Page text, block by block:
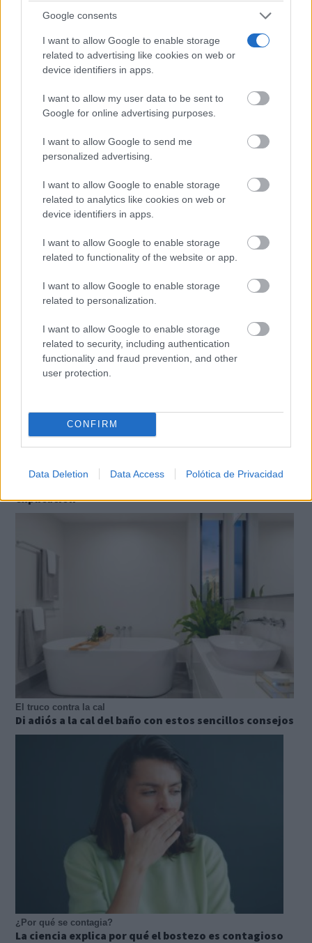
Google consents
I want to allow Google to enable storage
related to advertising like cookies on web or
device identifiers in apps.
I want to allow my user data to be sent to
Google for online advertising purposes.
I want to allow Google to send me
personalized advertising.
I want to allow Google to enable storage
related to analytics like cookies on web or
device identifiers in apps.
I want to allow Google to enable storage
related to functionality of the website or app.
I want to allow Google to enable storage
related to personalization.
I want to allow Google to enable storage
related to security, including authentication
functionality and fraud prevention, and other
user protection.
CONFIRM
Data Deletion Data Access Polótica de Privacidad
Costumbres que rompen todos los esquemas
Estas criaturas existen y parecen sacadas de otro
planeta
No es tu imaginación
¿Ves caras en enchufes, coches o nubes? Tiene
explicación
El truco contra la cal
Di adiós a la cal del baño con estos sencillos consejos
¿Por qué se contagia?
La ciencia explica por qué el bostezo es contagioso